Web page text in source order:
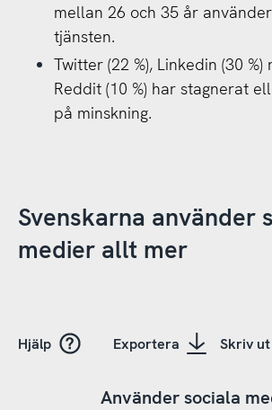
mellan 26 och 35 år
tjänsten.
Twitter (22 %), Linkedin (30 %)
Reddit (10 %) har stagnerat
på minskning.
Svenskarna använder
medier allt mer
Hjälp Exportera Skriv ut
Använder sociala